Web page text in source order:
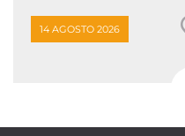
14 AGOSTO 2026